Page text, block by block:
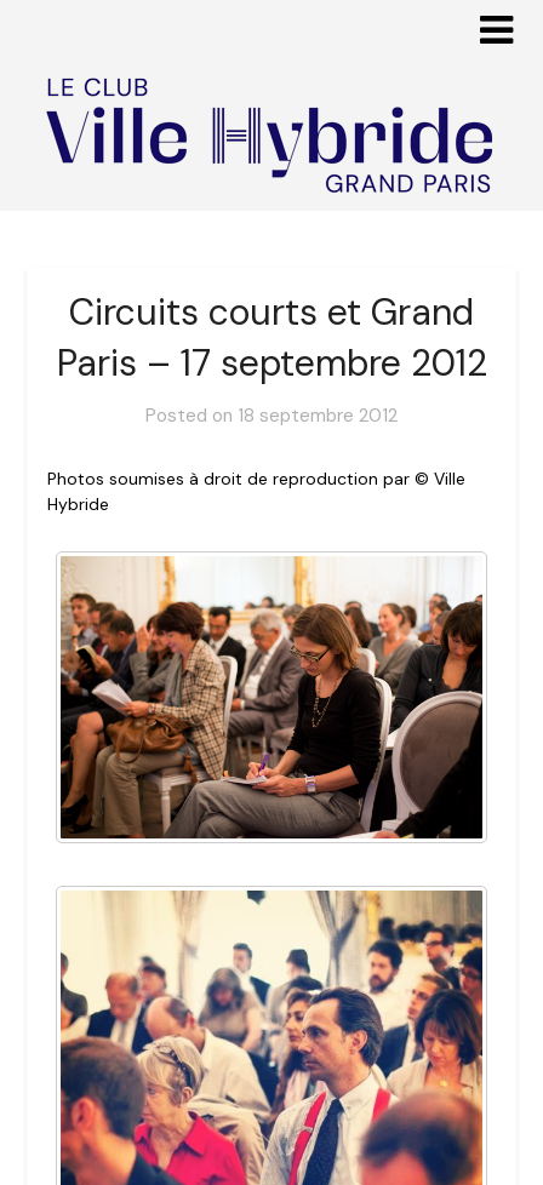
Circuits courts et Grand
Paris – 17 septembre 2012
Posted on 18 septembre 2012
Photos soumises à droit de reproduction par © Ville
Hybride